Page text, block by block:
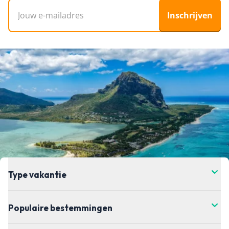
Inschrijven
Type vakantie
Populaire bestemmingen